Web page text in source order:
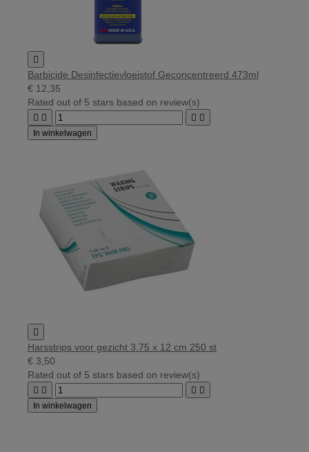

Barbicide Desinfectievloeistof Geconcentreerd 473ml
€ 12,35
Rated out of 5 stars based on review(s)
   
In winkelwagen

Harsstrips voor gezicht 3.75 x 12 cm 250 st
€ 3,50
Rated out of 5 stars based on review(s)
   
In winkelwagen